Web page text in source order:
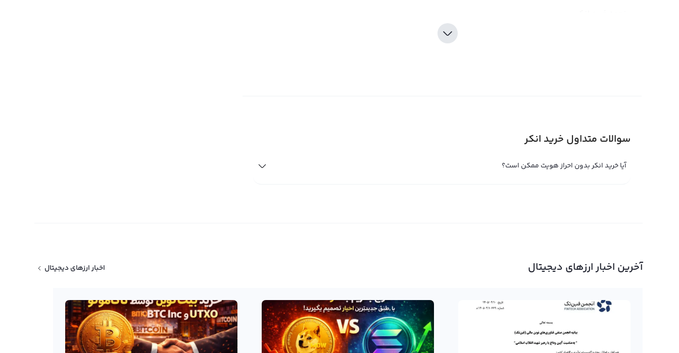
برای فروش و خرید انکر در پلتفرم رمزارز دیجیتال رابکس، باید پس از انجام احراز هویت، وارد حساب کاربری خود شوید و کیف
پول خود را شارژ کنید. سپس در تب معاملات، رمزارز انکر را با بهترین قیمت خریداری کرده و در این پلتفرم به تومان تبدیل
سوالات متداول خرید انکر
آیا خرید انکر بدون احراز هویت ممکن است؟
آخرین اخبار ارزهای دیجیتال اخبار ارزهای دیجیتال